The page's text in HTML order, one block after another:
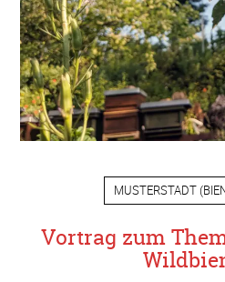
MUSTERSTADT (
Vortrag zum